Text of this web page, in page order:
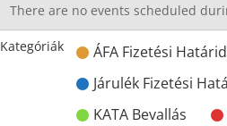
There are no events scheduled
Kategóriák ÁFA Fizetési
Járulék Fizetési
KATA Bevallás